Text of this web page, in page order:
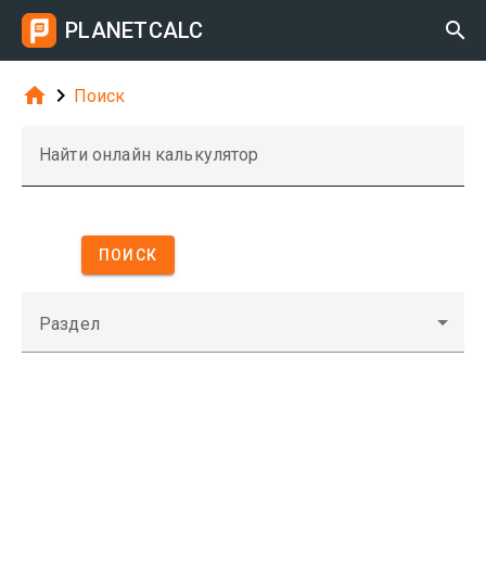
PLANETCALC 
  Поиск
Найти онлайн калькулятор
ПОИСК
Раздел